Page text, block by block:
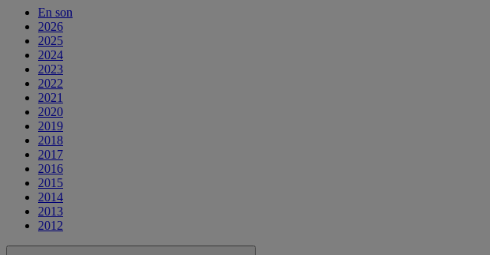
En son
2026
2025
2024
2023
2022
2021
2020
2019
2018
2017
2016
2015
2014
2013
2012